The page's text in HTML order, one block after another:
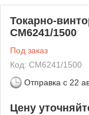
Токарно-
CM6241/1500
Под заказ
Код: CM6241/1500
Отправка с 22
Цену